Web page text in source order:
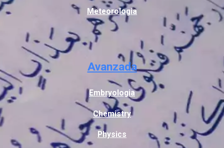
Meteorologia
Avanzada
Embryologia
Chemistry
Physics